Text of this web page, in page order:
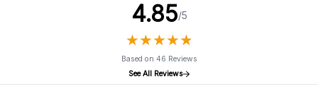
4.85/5
★★★★★
★★★★★
Based on 46 Reviews
See All Reviews